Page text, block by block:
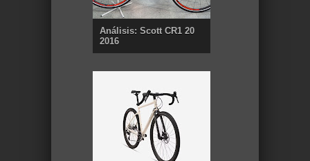
Análisis: Scott CR1 20
2016